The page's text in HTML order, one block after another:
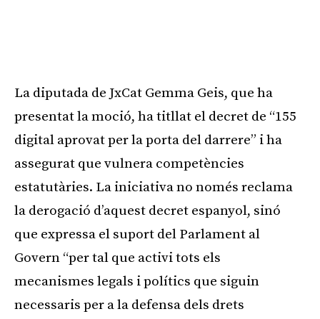
La diputada de JxCat Gemma Geis, que ha
presentat la moció, ha titllat el decret de “155
digital aprovat per la porta del darrere” i ha
assegurat que vulnera competències
estatutàries. La iniciativa no només reclama
la derogació d’aquest decret espanyol, sinó
que expressa el suport del Parlament al
Govern “per tal que activi tots els
mecanismes legals i polítics que siguin
necessaris per a la defensa dels drets